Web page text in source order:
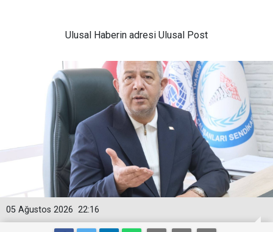
Ulusal Haberin adresi Ulusal Post
22:16
05 Ağustos 2026